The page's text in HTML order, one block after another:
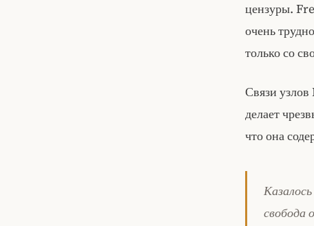
цензуры.
очень
только со
Связи
делает
что она
свобода